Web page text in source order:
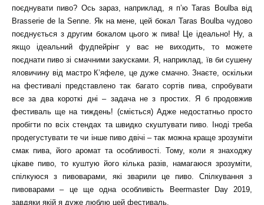
поєднувати пиво? Ось зараз, наприклад, я п’ю Taras Boulba від
Brasserie de la Senne. Як на мене, цей бокал Taras Boulba чудово
поєднується з другим бокалом цього ж пива! Це ідеально! Ну, а
якщо ідеальний фудпейрінг у вас не виходить, то можете
поєднати пиво зі смачними закусками. Я, наприклад, їв би сушену
яловичину від мастро К’яфеле, це дуже смачно. Знаєте, оскільки
на фестивалі представлено так багато сортів пива, спробувати
все за два короткі дні – задача не з простих. Я б продовжив
фестиваль ще на тиждень! (сміється) Адже недостатньо просто
пробігти по всіх стендах та швидко скуштувати пиво. Іноді треба
продегустувати те чи інше пиво двічі – так можна краще зрозуміти
смак пива, його аромат та особливості. Тому, коли я знаходжу
цікаве пиво, то куштую його кілька разів, намагаюся зрозуміти,
спілкуюся з пивоварами, які зварили це пиво. Спілкування з
пивоварами – це ще одна особливість Beermaster Day 2019,
завдяки якій я дуже люблю цей фестиваль.